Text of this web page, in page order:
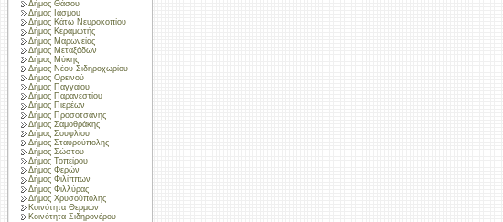
Δήμος Θάσου
Δήμος Ιάσμου
Δήμος Κάτω Νευροκοπίου
Δήμος Κεραμωτής
Δήμος Μαρωνείας
Δήμος Μεταξάδων
Δήμος Μύκης
Δήμος Νέου Σιδηροχωρίου
Δήμος Ορεινού
Δήμος Παγγαίου
Δήμος Παρανεστίου
Δήμος Πιερέων
Δήμος Προσοτσάνης
Δήμος Σαμοθράκης
Δήμος Σουφλίου
Δήμος Σταυρούπολης
Δήμος Σώστου
Δήμος Τοπείρου
Δήμος Φερών
Δήμος Φιλίππων
Δήμος Φιλλύρας
Δήμος Χρυσούπολης
Κοινότητα Θερμών
Κοινότητα Σιδηρονέρου